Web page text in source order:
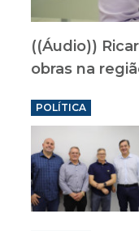
((Áudio))
obras na
POLÍTICA